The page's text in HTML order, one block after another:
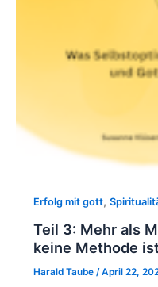
Erfolg mit gott,
Teil 3: Mehr als
keine Methode
Harald Taube /April 22,